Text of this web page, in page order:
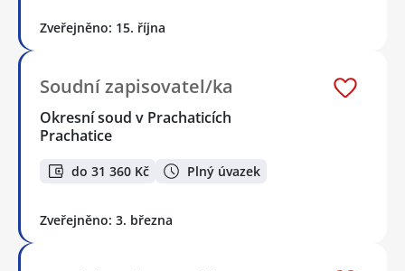
Zveřejněno: 15. října
Soudní zapisovatel/ka
Okresní soud v Prachaticích
Prachatice
do 31 360 Kč Plný úvazek
Zveřejněno: 3. března